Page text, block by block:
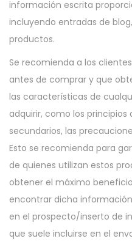
información escrita
incluyendo entradas de
productos.
Se recomienda a los
antes de comprar y que
las características de
adquirir, como los
secundarios, las
Esto se recomienda para
de quienes utilizan estos
obtener el máximo
encontrar dicha
en el prospecto/inserto de
que suele incluirse en el